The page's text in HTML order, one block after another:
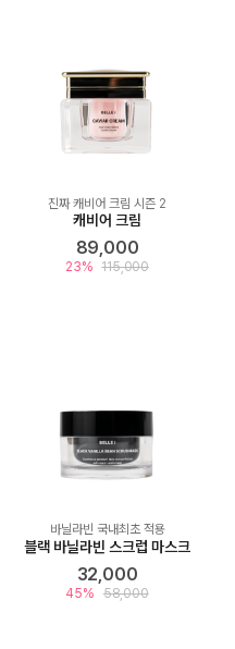
진짜 캐비어 크림 시즌 2
캐비어 크림
89,000
23% 115,000
바닐라빈 국내최초 적용
블랙 바닐라빈 스크럽 마스크
32,000
45% 58,000